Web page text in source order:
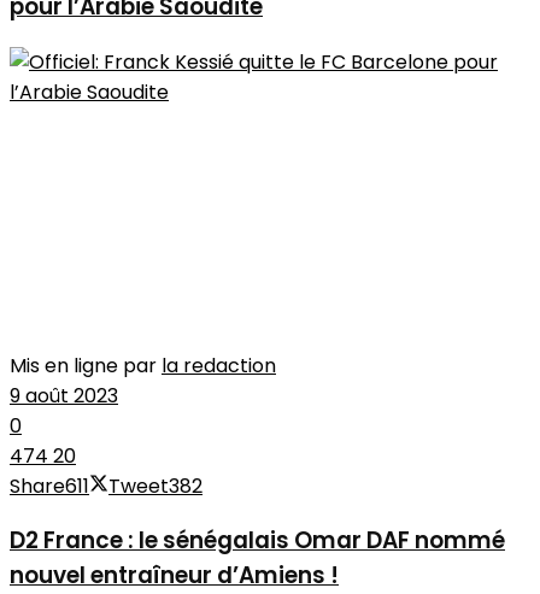
pour l’Arabie Saoudite
Mis en ligne par la redaction
9 août 2023
0
474 20
Share611 Tweet382
D2 France : le sénégalais Omar DAF nommé
nouvel entraîneur d’Amiens !